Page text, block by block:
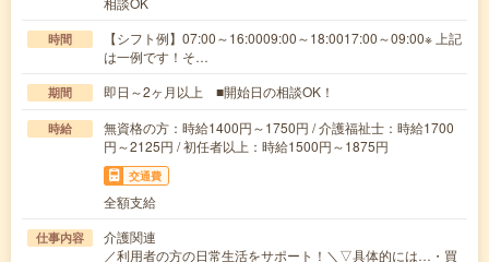
時間
【シフト例】07:00～16:0009:00～18:0017:00～09:00※ 上記
は一例です！そ…
期間 即日～2ヶ月以上 ■開始日の相談OK！
時給
無資格の方：時給1400円～1750円 / 介護福祉士：時給1700
円～2125円 / 初任者以上：時給1500円～1875円
交通費
全額支給
仕事内容
介護関連
／利用者の方の日常生活をサポート！＼▽具体的には…・買